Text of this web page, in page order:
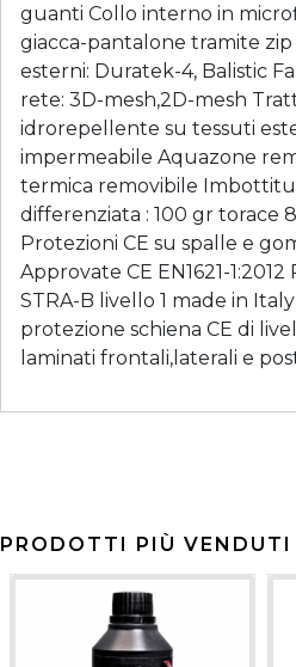
guanti Collo interno in
giacca-pantalone tramite zip
esterni: Duratek-4, Balistic
rete: 3D-mesh,2D-mesh
idrorepellente su tessuti
impermeabile Aquazone
termica removibile
differenziata : 100 gr torace
Protezioni CE su spalle e
Approvate CE EN1621-
STRA-B livello 1 made in
protezione schiena CE di
laminati frontali,laterali e
PRODOTTI PIÙ VENDUTI